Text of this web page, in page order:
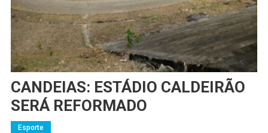
CANDEIAS: ESTÁDIO CALDEIRÃO
SERÁ REFORMADO
Esporte